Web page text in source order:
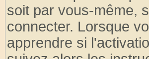
soit par vous-même,
connecter. Lorsque
apprendre si